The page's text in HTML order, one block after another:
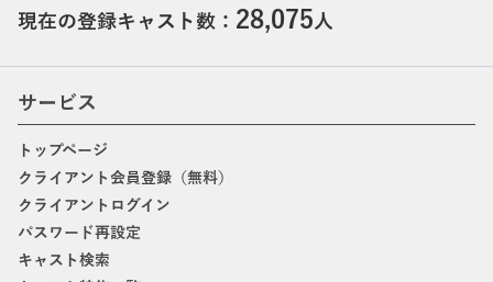
現在の登録キャスト数： 28,075人
サービス
トップページ
クライアント会員登録（無料）
クライアントログイン
パスワード再設定
キャスト検索